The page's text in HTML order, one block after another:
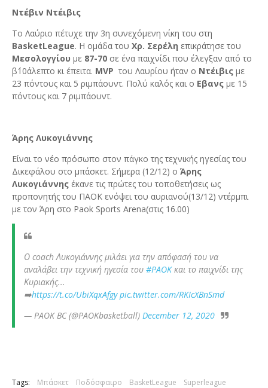
Ντέβιν Ντέιβις
Το Λαύριο πέτυχε την 3η συνεχόμενη νίκη του στη
BasketLeague. H ομάδα του Χρ. Σερέλη επικράτησε του
Μεσολογγίου με 87-70 σε ένα παιχνίδι που έλεγξαν από το
β΄10άλεπτο κι έπειτα. MVP του Λαυρίου ήταν ο Ντέιβις με
23 πόντους και 5 ριμπάουντ. Πολύ καλός και ο Εβανς με 15
πόντους και 7 ριμπάουντ.
Άρης Λυκογιάννης
Είναι το νέο πρόσωπο στον πάγκο της τεχνικής ηγεσίας του
Δικεφάλου στο μπάσκετ. Σήμερα (12/12) ο Άρης
Λυκογιάννης έκανε τις πρώτες του τοποθετήσεις ως
προπονητής του ΠΑΟΚ ενόψει του αυριανού(13/12) ντέρμπι
με τον Άρη στο Paok Sports Arena(στις 16.00)
Ο coach Λυκογιάννης μιλάει για την απόφασή του να
αναλάβει την τεχνική ηγεσία του #PAOKκαι το παιχνίδι της
Κυριακής...
➡️https://t.co/UbiXqxAfgy pic.twitter.com/RKIcXBnSmd
— PAOK BC (@PAOKbasketball) December 12, 2020
Tags: Μπάσκετ Ποδόσφαιρο BasketLeague Superleague